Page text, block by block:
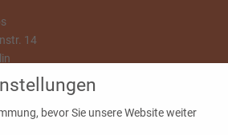
14
bevor Sie unsere Website weiter